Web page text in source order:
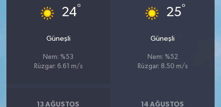
24°
Güneşli
Nem: %53
Rüzgar: 6.61 m/s
25°
Güneşli
Nem: %52
Rüzgar: 8.50 m/s
13 AĞUSTOS 14 AĞUSTOS